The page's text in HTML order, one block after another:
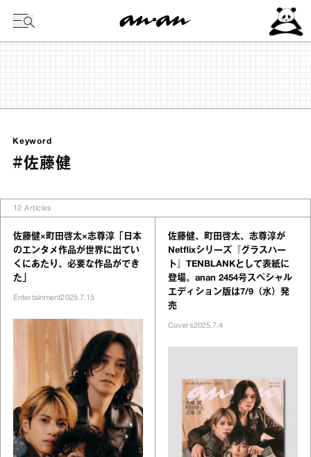
Keyword
#佐藤健
12 Articles
佐藤健×町田啓太×志尊淳「日本
のエンタメ作品が世界に出てい
くにあたり、必要な作品ができ
た」
Entertainment2025.7.15
佐藤健、町田啓太、志尊淳が
Netflixシリーズ『グラスハー
ト』TENBLANKとして表紙に
登場。anan 2454号スペシャル
エディション版は7/9（水）発
売
Covers2025.7.4